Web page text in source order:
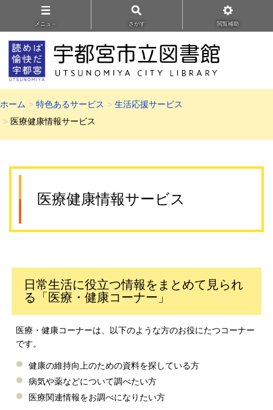
メニュ－ さがす 閲覧補助
ホーム 特色あるサービス
生活応援サービス
医療健康情報サービス
医療健康情報サービス
日常生活に役立つ情報をまとめて見られ
る「医療・健康コーナー」
医療・健康コーナーは、以下のような方のお役にたつコーナー
です。
健康の維持向上のための資料を探している方
病気や薬などについて調べたい方
医療関連情報をお調べになりたい方